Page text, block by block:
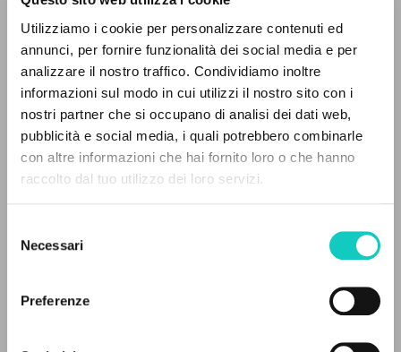
Utilizziamo i cookie per personalizzare contenuti ed
annunci, per fornire funzionalità dei social media e per
analizzare il nostro traffico. Condividiamo inoltre
informazioni sul modo in cui utilizzi il nostro sito con i
nostri partner che si occupano di analisi dei dati web,
pubblicità e social media, i quali potrebbero combinarle
con altre informazioni che hai fornito loro o che hanno
raccolto dal tuo utilizzo dei loro servizi.
delNecessari
Preferenze
Giussani Luigi Author
Casa cultura e fé
Portoghese BR
Pages: 30
EDITION
0RESULTS FOUND
MORE RESULTS